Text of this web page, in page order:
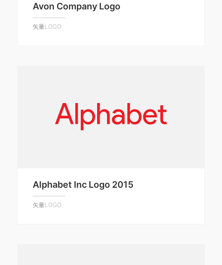
Avon Company Logo
矢量LOGO
Alphabet Inc Logo 2015
矢量LOGO